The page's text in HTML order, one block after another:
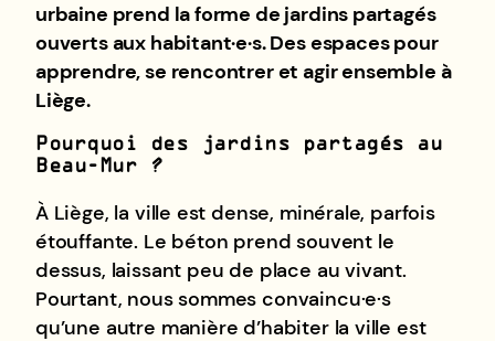
urbaine prend la forme de jardins partagés
ouverts aux habitant·e·s. Des espaces pour
apprendre, se rencontrer et agir ensemble à
Liège.
Pourquoi des jardins partagés au
Beau-Mur ?
À Liège, la ville est dense, minérale, parfois
étouffante. Le béton prend souvent le
dessus, laissant peu de place au vivant.
Pourtant, nous sommes convaincu·e·s
qu’une autre manière d’habiter la ville est